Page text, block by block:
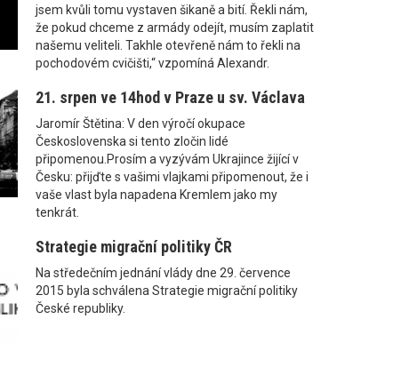
jsem kvůli tomu vystaven šikaně a bití. Řekli nám,
že pokud chceme z armády odejít, musím zaplatit
našemu veliteli. Takhle otevřeně nám to řekli na
pochodovém cvičišti,“ vzpomíná Alexandr.
21. srpen ve 14hod v Praze u sv. Václava
Jaromír Štětina: V den výročí okupace
Československa si tento zločin lidé
připomenou.Prosím a vyzývám Ukrajince žijící v
Česku: přijďte s vašimi vlajkami připomenout, že i
vaše vlast byla napadena Kremlem jako my
tenkrát.
Strategie migrační politiky ČR
Na středečním jednání vlády dne 29. července
2015 byla schválena Strategie migrační politiky
České republiky.